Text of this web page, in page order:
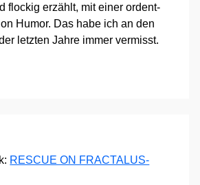
flo­ckig erzählt, mit einer ordent­
Humor. Das habe ich an den
letz­ten Jah­re immer ver­misst.
RESCUE ON FRACTALUS-